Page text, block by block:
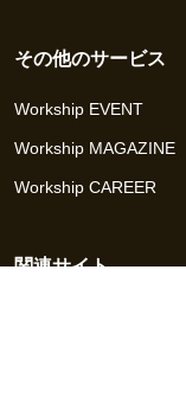
その他のサービス
Workship EVENT
Workship MAGAZINE
Workship CAREER
関連サイト